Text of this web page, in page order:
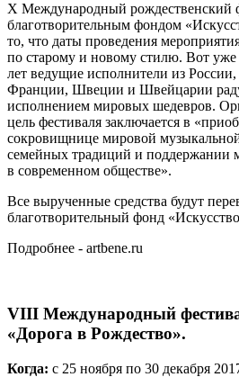
X Международный рождественский
благотворительным фондом
то, что даты проведения
по старому и новому стилю. Вот уже
лет ведущие исполнители из
Франции, Швеции и Швейцарии
исполнением мировых шедевров.
цель фестиваля заключается в
сокровищнице мировой
семейных традиций и поддержании
в современном обществе».
Все вырученные средства будут
благотворительный фонд
Подробнее - artbene.ru
VIII Международный
«Дорога в Рождество».
Когда: с 25 ноября по 30 декабря